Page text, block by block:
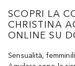
SCOPRI LA
CHRISTINA
ONLINE SU
Sensualità,